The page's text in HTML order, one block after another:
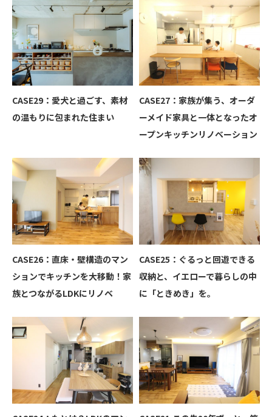
CASE29：愛犬と過ごす、素材
の温もりに包まれた住まい
CASE27：家族が集う、オーダ
ーメイド家具と一体となったオ
ープンキッチンリノベーション
CASE26：直床・壁構造のマン
ションでキッチンを大移動！家
族とつながるLDKにリノベ
CASE25：ぐるっと回遊できる
収納と、イエローで暮らしの中
に「ときめき」を。